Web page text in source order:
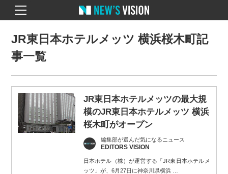
JR東日本ホテルメッツ 横浜桜木町記
事一覧
JR東日本ホテルメッツの最大規
模のJR東日本ホテルメッツ 横浜
桜木町がオープン
編集部が選んだ気になるニュース
EDITORS VISION
日本ホテル（株）が運営する「JR東日本ホテルメ
ッツ」が、6月27日に神奈川県横浜…